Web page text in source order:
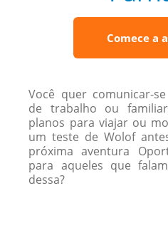
Comece a
Você quer comunicar-
de trabalho ou
planos para viajar ou
um teste de Wolof
próxima aventura
para aqueles que
dessa?